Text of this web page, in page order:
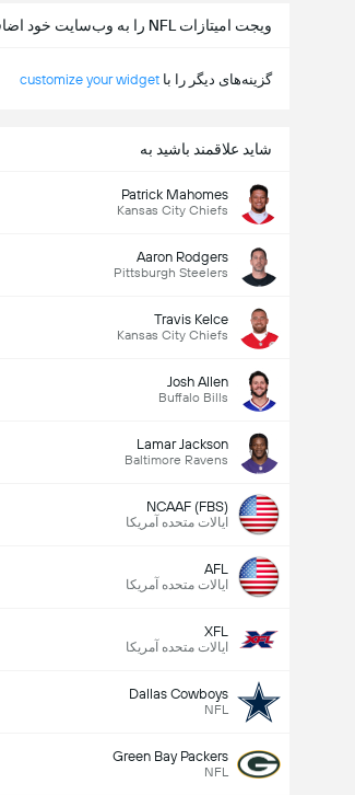
ویجت امیتازات NFL را به وب‌سایت خود اضافه کنید
گزینه‌های دیگر را با customize your widget
شاید علاقمند باشید به
Patrick Mahomes
Kansas City Chiefs
Aaron Rodgers
Pittsburgh Steelers
Travis Kelce
Kansas City Chiefs
Josh Allen
Buffalo Bills
Lamar Jackson
Baltimore Ravens
NCAAF (FBS)
ایالات متحده آمریکا
AFL
ایالات متحده آمریکا
XFL
ایالات متحده آمریکا
Dallas Cowboys
NFL
Green Bay Packers
NFL